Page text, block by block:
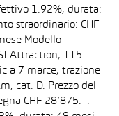
1.92%, durata:
straordinario: CHF
Modello
Attraction, 115
a 7 marce, trazione
cat. D. Prezzo del
CHF 28’875.–.